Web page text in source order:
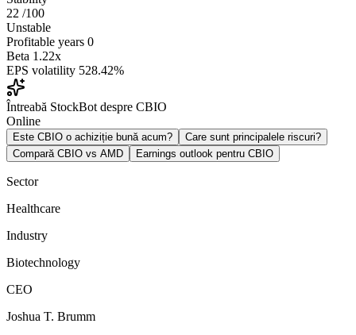
22 /100
Unstable
Profitable years 0
Beta 1.22x
EPS volatility 528.42%
Întreabă StockBot despre CBIO
Online
Este CBIO o achiziție bună acum?
Care sunt principalele riscuri?
Compară CBIO vs AMD
Earnings outlook pentru CBIO
Sector
Healthcare
Industry
Biotechnology
CEO
Joshua T. Brumm